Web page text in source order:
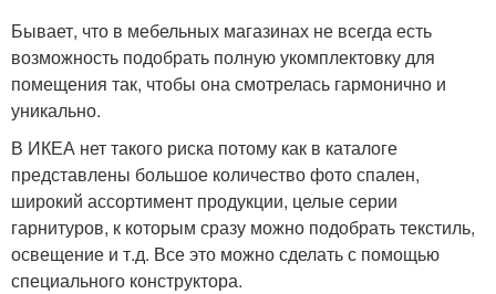
Бывает, что в мебельных магазинах не всегда есть
возможность подобрать полную укомплектовку для
помещения так, чтобы она смотрелась гармонично и
уникально.
В ИКЕА нет такого риска потому как в каталоге
представлены большое количество фото спален,
широкий ассортимент продукции, целые серии
гарнитуров, к которым сразу можно подобрать текстиль,
освещение и т.д. Все это можно сделать с помощью
специального конструктора.